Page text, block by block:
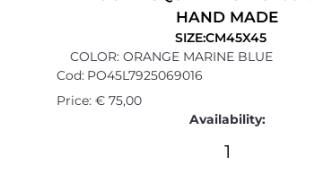
HAND MADE
SIZE:CM45X45
COLOR: ORANGE MARINE BLUE
Cod: PO45L7925069016
Price: € 75,00
Availability:
1